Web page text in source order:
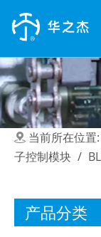
当前所在位置:
子控制模块 /
产品分类